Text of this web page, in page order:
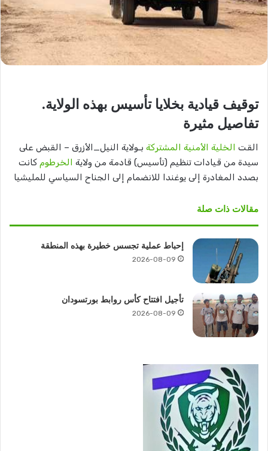
توقيف قيادية بخلايا تأسيس بهذه الولاية.
تفاصيل مثيرة
القت الخلية الأمنية المشتركة بـولاية النيل_الأزرق – القبض على
سيدة من قيادات تنظيم (تأسيس) قادمة من ولاية الخرطوم كانت
بصدد المغادرة إلى يوغندا للانضمام إلى الجناح السياسي للمليشيا
مقالات ذات صلة
إحباط عملية تجسس خطيرة بهذه المنطقة
2026-08-09
تأجيل افتتاح كأس روابط بورتسودان
2026-08-09